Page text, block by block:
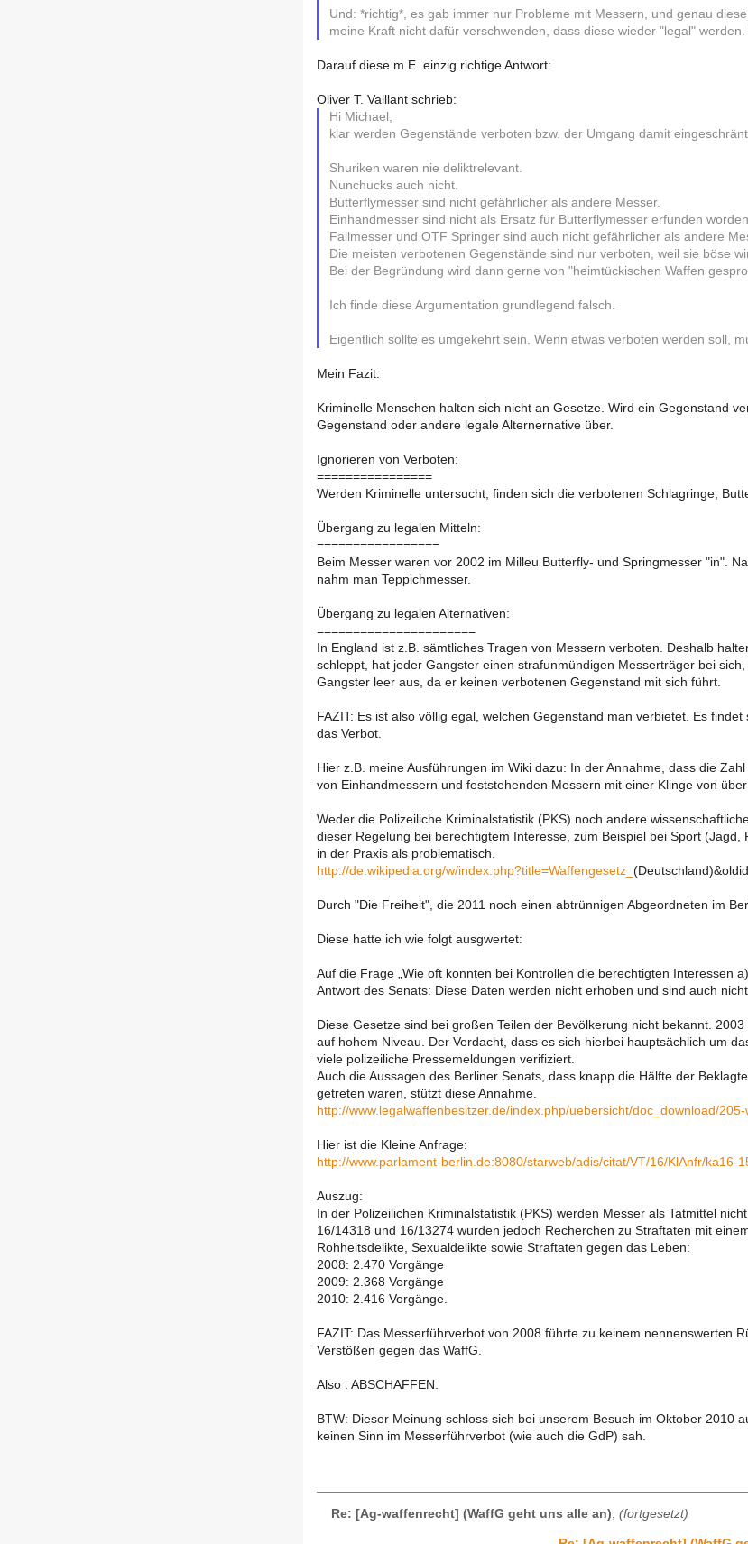
Und: *richtig*, es gab immer nur Probleme mit Messern, und genau
meine Kraft nicht dafür verschwenden, dass diese wieder "legal"
Darauf diese m.E. einzig richtige Antwort:
Oliver T. Vaillant schrieb:
Hi Michael,
klar werden Gegenstände verboten bzw. der Umgang damit
Shuriken waren nie deliktrelevant.
Nunchucks auch nicht.
Butterflymesser sind nicht gefährlicher als andere Messer.
Einhandmesser sind nicht als Ersatz für Butterflymesser erfunden
Fallmesser und OTF Springer sind auch nicht gefährlicher als andere
Die meisten verbotenen Gegenstände sind nur verboten, weil sie böse
Bei der Begründung wird dann gerne von "heimtückischen Waffen
Ich finde diese Argumentation grundlegend falsch.
Eigentlich sollte es umgekehrt sein. Wenn etwas verboten werden soll,
Mein Fazit:
Kriminelle Menschen halten sich nicht an Gesetze. Wird ein Gegenstand
Gegenstand oder andere legale Alternernative über.
Ignorieren von Verboten:
================
Werden Kriminelle untersucht, finden sich die verbotenen Schlagringe,
Übergang zu legalen Mitteln:
=================
Beim Messer waren vor 2002 im Milleu Butterfly- und Springmesser "in".
nahm man Teppichmesser.
Übergang zu legalen Alternativen:
======================
In England ist z.B. sämtliches Tragen von Messern verboten. Deshalb
schleppt, hat jeder Gangster einen strafunmündigen Messerträger bei
Gangster leer aus, da er keinen verbotenen Gegenstand mit sich führt.
FAZIT: Es ist also völlig egal, welchen Gegenstand man verbietet. Es
das Verbot.
Hier z.B. meine Ausführungen im Wiki dazu: In der Annahme, dass die
von Einhandmessern und feststehenden Messern mit einer Klinge von
Weder die Polizeiliche Kriminalstatistik (PKS) noch andere
dieser Regelung bei berechtigtem Interesse, zum Beispiel bei Sport
in der Praxis als problematisch.
http://de.wikipedia.org/w/index.php?title=Waffengesetz_
Durch "Die Freiheit", die 2011 noch einen abtrünnigen Abgeordneten im
Diese hatte ich wie folgt ausgwertet:
Auf die Frage „Wie oft konnten bei Kontrollen die berechtigten Interessen
Antwort des Senats: Diese Daten werden nicht erhoben und sind auch
Diese Gesetze sind bei großen Teilen der Bevölkerung nicht bekannt.
auf hohem Niveau. Der Verdacht, dass es sich hierbei hauptsächlich um
viele polizeiliche Pressemeldungen verifiziert.
Auch die Aussagen des Berliner Senats, dass knapp die Hälfte der
getreten waren, stützt diese Annahme.
http://www.legalwaffenbesitzer.de/index.php/uebersicht/doc_download/
Hier ist die Kleine Anfrage:
http://www.parlament-berlin.de:8080/starweb/adis/citat/VT/16/KlAnfr/ka16-
Auszug:
In der Polizeilichen Kriminalstatistik (PKS) werden Messer als Tatmittel
16/14318 und 16/13274 wurden jedoch Recherchen zu Straftaten mit
Rohheitsdelikte, Sexualdelikte sowie Straftaten gegen das Leben:
2008: 2.470 Vorgänge
2009: 2.368 Vorgänge
2010: 2.416 Vorgänge.
FAZIT: Das Messerführverbot von 2008 führte zu keinem nennenswerten
Verstößen gegen das WaffG.
Also : ABSCHAFFEN.
BTW: Dieser Meinung schloss sich bei unserem Besuch im Oktober 2010
keinen Sinn im Messerführverbot (wie auch die GdP) sah.
Re: [Ag-waffenrecht] (WaffG geht uns alle an), (fortgesetzt)